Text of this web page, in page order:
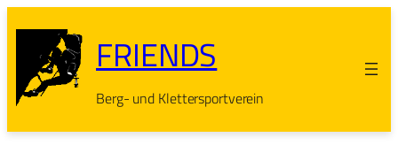
springen
FRIENDS
Berg- und Klettersportverein